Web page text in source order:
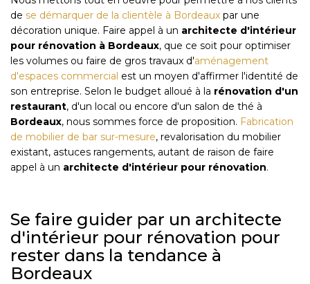
de se démarquer de la clientèle à Bordeaux par une
décoration unique. Faire appel à un architecte d'intérieur
pour rénovation à Bordeaux, que ce soit pour optimiser
les volumes ou faire de gros travaux d'aménagement
d'espaces commercial est un moyen d'affirmer l'identité de
son entreprise. Selon le budget alloué à la rénovation d'un
restaurant, d'un local ou encore d'un salon de thé à
Bordeaux, nous sommes force de proposition. Fabrication
de mobilier de bar sur-mesure, revalorisation du mobilier
existant, astuces rangements, autant de raison de faire
appel à un architecte d'intérieur pour rénovation.
Se faire guider par un architecte
d'intérieur pour rénovation pour
rester dans la tendance à
Bordeaux